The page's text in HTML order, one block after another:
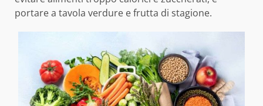
portare a tavola verdure e frutta di stagione.